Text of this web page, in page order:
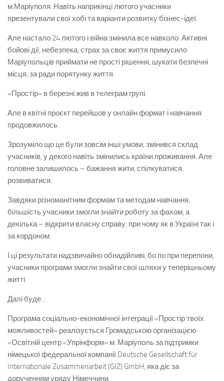
м.Маріуполя. Навіть наприкінці лютого учасники
презентували свої хобі та варіанти розвитку бізнес-ідеї.
Але настало 24 лютого і війна змінила все навколо. Активні
бойові дії, небезпека, страх за своє життя примусило
Маріупольців приймати не прості рішення, шукати безпечні
місця, за ради порятунку життя.
«Простір» в березні жив в телеграм групі.
Але в квітні проєкт перейшов у онлайн формат і навчання
продовжилось.
Зрозуміло що це були зовсім інші умови, змінився склад
учасників, у декого навіть змінились країни проживання. Але
головне залишилось – бажання жити, спілкуватися,
розвиватися.
Завдяки різноманітним формам та методам навчання,
більшість учасники змогли знайти роботу за фахом, а
декілька – відкрити власну справу, при чому як в Україні так і
за кордоном.
І ці результати надзвичайно обнадійливі, бо по при перепони,
учасники програми змогли знайти свої шляхи у теперішньому
житті.
Далі буде…
Програма соціально-економічної інтеграції «Простір твоїх
можливостей» реалізується Громадською організацією
«Освітній центр «Упрінформ» м. Маріуполь за підтримки
німецької федеральної компанії Deutsche Gesellschaft für
Internationale Zusammenarbeit (GIZ) GmbH, яка діє за
дорученням уряду Німеччини.